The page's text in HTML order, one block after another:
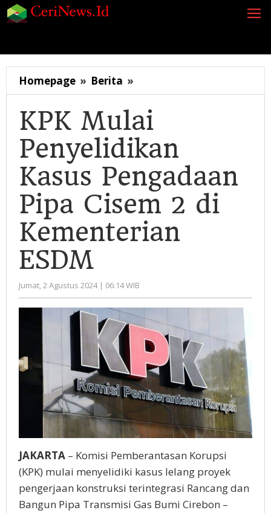
Lewati
ke
Homepage » Berita »
Mulai
Penyelidikan
Kasus
Pengadaan
Pipa
Cisem
2
di
Kementerian
ESDM
KPK Mulai
Penyelidikan
Kasus Pengadaan
Pipa Cisem 2 di
Kementerian
ESDM
Jumat, 2 Agustus 2024 | 06:14 WIB
Administrator
JAKARTA – Komisi Pemberantasan Korupsi
(KPK) mulai menyelidiki kasus lelang proyek
pengerjaan konstruksi terintegrasi Rancang dan
Bangun Pipa Transmisi Gas Bumi Cirebon –